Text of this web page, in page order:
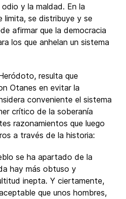
y la maldad. En la
limita, se distribuye y se
afirmar que la democracia
los que anhelan un sistema
resulta que
Otanes en evitar la
conveniente el sistema
crítico de la soberanía
razonamientos que luego
a través de la historia:
se ha apartado de la
hay más obtuso y
inepta. Y ciertamente,
que unos hombres,